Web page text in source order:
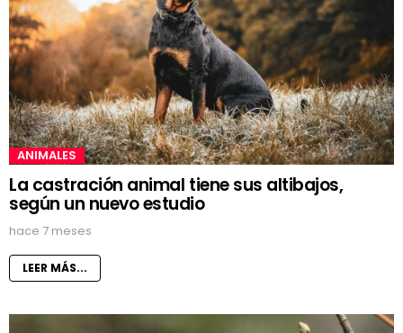
ANIMALES
La castración animal tiene sus altibajos,
según un nuevo estudio
hace 7 meses
LEER MÁS...